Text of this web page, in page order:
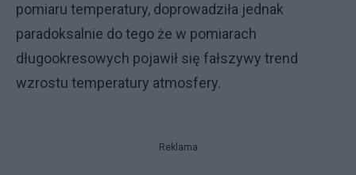
pomiaru temperatury, doprowadziła jednak
paradoksalnie do tego że w pomiarach
długookresowych pojawił się fałszywy trend
wzrostu temperatury atmosfery.
Reklama